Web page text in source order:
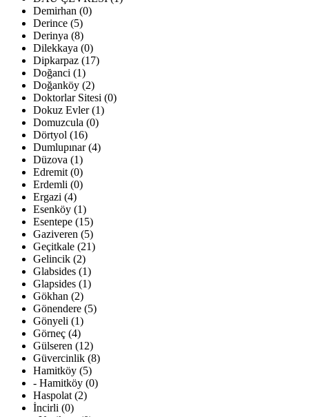
Demirhan (0)
Derince (5)
Derinya (8)
Dilekkaya (0)
Dipkarpaz (17)
Doğanci (1)
Doğanköy (2)
Doktorlar Sitesi (0)
Dokuz Evler (1)
Domuzcula (0)
Dörtyol (16)
Dumlupınar (4)
Düzova (1)
Edremit (0)
Erdemli (0)
Ergazi (4)
Esenköy (1)
Esentepe (15)
Gaziveren (5)
Geçitkale (21)
Gelincik (2)
Glabsides (1)
Glapsides (1)
Gökhan (2)
Gönendere (5)
Gönyeli (1)
Görneç (4)
Gülseren (12)
Güvercinlik (8)
Hamitköy (5)
- Hamitköy (0)
Haspolat (2)
İncirli (0)